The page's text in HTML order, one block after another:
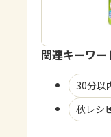
関連キーワー
30分以
秋レシ